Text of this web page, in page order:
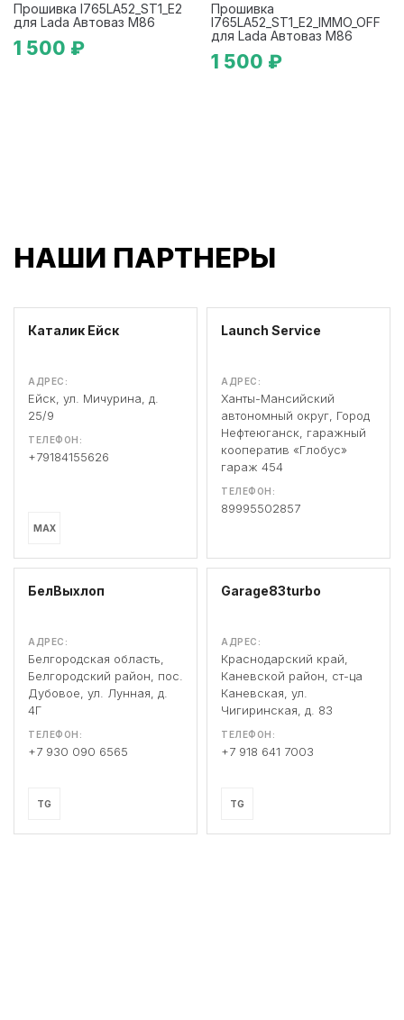
Прошивка I765LA52_ST1_E2
для Lada Автоваз М86
1 500 ₽
Прошивка
I765LA52_ST1_E2_IMMO_OFF
для Lada Автоваз М86
1 500 ₽
НАШИ ПАРТНЕРЫ
Каталик Ейск
АДРЕС:
Ейск, ул. Мичурина, д.
25/9
ТЕЛЕФОН:
+79184155626
MAX
Launch Service
АДРЕС:
Ханты-Мансийский
автономный округ, Город
Нефтеюганск, гаражный
кооператив «Глобус»
гараж 454
ТЕЛЕФОН:
89995502857
БелВыхлоп
АДРЕС:
Белгородская область,
Белгородский район, пос.
Дубовое, ул. Лунная, д.
4Г
ТЕЛЕФОН:
+7 930 090 6565
TG
Garage83turbo
АДРЕС:
Краснодарский край,
Каневской район, ст-ца
Каневская, ул.
Чигиринская, д. 83
ТЕЛЕФОН:
+7 918 641 7003
TG